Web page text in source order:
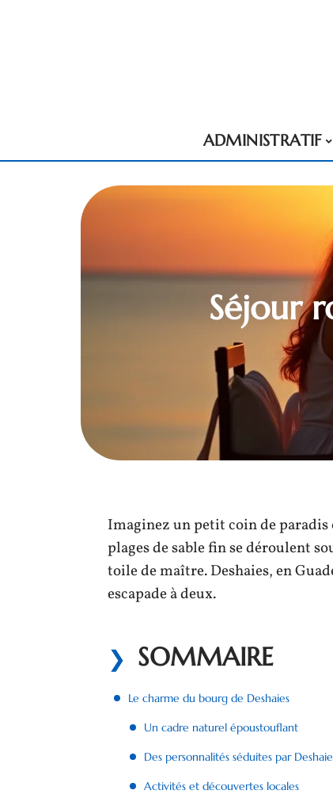
ADMINISTRATIF
Séjour
Imaginez un petit coin de paradis
plages de sable fin se déroulent
toile de maître. Deshaies, en
escapade à deux.
SOMMAIRE
Le charme du bourg de Deshaies
Un cadre naturel époustouflant
Des personnalités séduites par
Activités et découvertes locales